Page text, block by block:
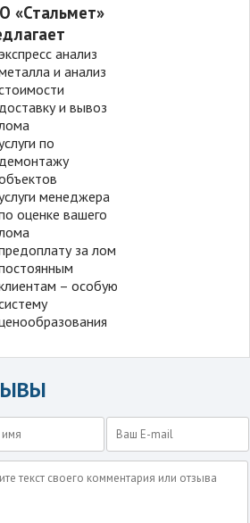
«Стальмет»
экспресс анализ
и анализ
доставку и вывоз
по
демонтажу
менеджера
оценке вашего
за лом
– особую